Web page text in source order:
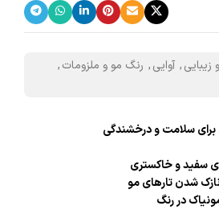
زیبایی, آوایی, رنگ مو و ملزومات,
برای سلامت و درخشندگی
سفید و خاکستری
شدن تارهای مو
در رنگ